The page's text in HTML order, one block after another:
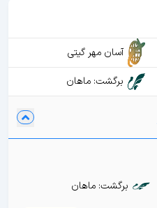
آسان مهر گیتی
برگشت: ماهان
برگشت: ماهان